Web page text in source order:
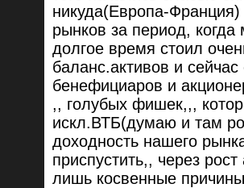
никуда(Европа-
рынков за период,
долгое время стоил
баланс.активов и
бенефициаров и
,, голубых фишек,,,
искл.ВТБ(думаю и там
доходность нашего
приспустить,, через
лишь косвенные